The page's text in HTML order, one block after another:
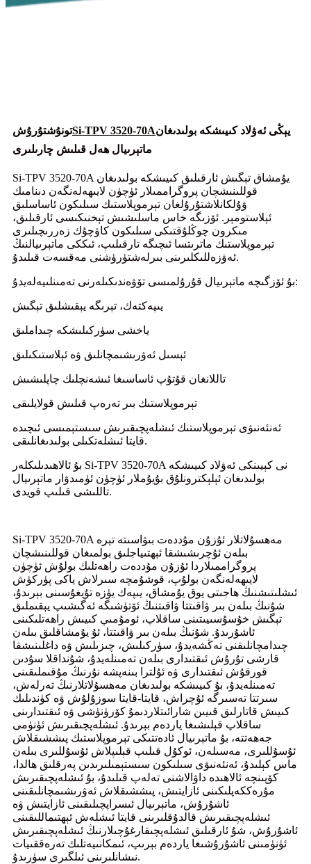
تونۇشتۇرۇشSi-TPV 3520-70Aيېڭى ئەۋلاد كىيىشكە بولىدىغان
ماتېرىيال ھەل قىلىش چارىلىرى
Si-TPV 3520-70A يۇمشاق تېگىش ئارقىلىق كىيىشكە بولىدىغان
قوللىنىشچان پروگراممىلار ئۈچۈن لايىھەلەنگەن دىنامىك
ۋۇلكانلاشتۇرۇلغان تېرموپلاستىك سىلىكون ئاساسلىق
ئېلاستومېر. ئۆزىگە خاس ماسلىشىش تېخنىكىسى ئارقىلىق،
مىكرون چوڭلۇقتىكى سىلىكون كاۋچۇك زەررىچىلىرى
تېرموپلاستىك ماترىتسا ئىچىگە تارقىلىپ، ئىككى ماتېرىيالنىڭ
ئەۋزەللىكلىرىنى بىرلەشتۈرۈشنى مەقسەت قىلىدۇ.
بۇ ئۆزگىچە ماتېرىيال قۇرۇلمىسى تۆۋەندىكىلەرنى تەمىنلىيەلەيدۇ:
يىپەكتەك، تېرىگە يېقىشلىق تېگىش
ياخشى سۈركىلىشكە چىداملىق
ئېسىل ئەۋرىشىمچانلىق ۋە ئېلاستىكىلىق
تاللانغان قۇتۇپ ئاساسىغا ئىشەنچلىك چاپلىشىش
تېرموپلاستىك بىر تەرەپ قىلىش قولايلىقى
ئەنئەنىۋى تېرموپلاستىك ئىشلەپچىقىرىش سىستېمىسى ئىچىدە
قايتا ئىشلەتكىلى بولىدىغانلىقى.
بۇ ئالاھىدىلىكلەر Si-TPV 3520-70A نى كېيىنكى ئەۋلاد كىيىشكە
بولىدىغان ئېلېكترونلۇق بۇيۇملار ئۈچۈن ئۈمىدۋار ماتېرىيال
تاللىشى قىلىپ قويدى.
Si-TPV 3520-70A مەھسۇلاتلار ئۇزۇن مۇددەت بىۋاسىتە تېرە
بىلەن ئۇچرىشىشقا ئېھتىياجلىق بولمىغان قوللىنىشچان
پروگراممىلاردا ئۇزۇن مۇددەت راھەتلىك بولۇش ئۈچۈن
لايىھەلەنگەن بولۇپ، قوشۇمچە سىرلاش ياكى پۈركۈش
ئىشلىتىشنىڭ ھاجىتى يوق يۇمشاق، يىپەك يۈزە تۇيغۇسىنى بېرىدۇ،
شۇنىڭ بىلەن بىر ۋاقىتتا ۋاقىتنىڭ ئۆتۈشىگە ئەگىشىپ يېقىملىق
تېگىش خۇسۇسىيىتىنى ساقلاپ، ئومۇمىي كىيىش راھەتلىكىنى
ئاشۇرىدۇ. شۇنىڭ بىلەن بىر ۋاقىتتا، ئۇ يۇمشاقلىق بىلەن
چىدامچانلىقنى تەڭشەيدۇ، سۈركىلىش، چىزىلىش ۋە داغلىنىشقا
قارشى تۇرۇش ئىقتىدارى بىلەن تەمىنلەيدۇ، شۇنداقلا سۇدىن
قورقۇش ئىقتىدارى ۋە ئۇلترا بىنەپشە نۇرنىڭ مۇقىملىقىنى
تەمىنلەيدۇ، بۇ كىيىشكە بولىدىغان مەھسۇلاتلارنىڭ تەرلەش،
سىرتتا تەسىرگە ئۇچراش، قايتا-قايتا سوزۇلۇش ۋە كۈندىلىك
كىيىش قاتارلىق قىيىن شارائىتلاردىمۇ كۆرۈنۈشى ۋە ئىقتىدارىنى
ساقلاپ قېلىشىغا ياردەم بېرىدۇ. ئىشلەپچىقىرىش ئۈنۈمى
جەھەتتە، بۇ ماتېرىيال ئادەتتىكى تېرموپلاستىك پىششىقلاش
ئۇسۇللىرى، مەسىلەن، ئوكۇل قىلىپ قېلىپلاش ئۇسۇللىرى بىلەن
ماس كېلىدۇ، ئەنئەنىۋى سىلىكون سىستېمىلىرىدىن پەرقلىق ھالدا،
كۆپىنچە ئالاھىدە داۋالاشنى تەلەپ قىلىدۇ، بۇ ئىشلەپچىقىرىش
مۇرەككەپلىكىنى ئازايتىش، پىششىقلاش ئەۋرىشىمچانلىقىنى
ئاشۇرۇش، ماتېرىيال ئىسراپچىلىقىنى ئازايتىش ۋە
ئىشلەپچىقىرىش قالدۇقلىرىنى قايتا ئىشلەش ئېھتىماللىقىنى
ئاشۇرۇش، شۇ ئارقىلىق ئىشلەپچىقارغۇچىلارنىڭ ئىشلەپچىقىرىش
ئۈنۈمىنى ئاشۇرۇشىغا ياردەم بېرىپ، ئىمكانىيەتلىك تەرەققىيات
نىشانلىرىنى ئىلگىرى سۈرىدۇ.